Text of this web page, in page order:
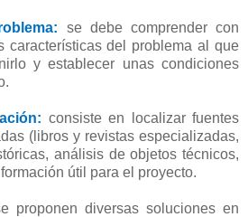
se debe comprender con
características del problema al que
y establecer unas condiciones
consiste en localizar fuentes
(libros y revistas especializadas,
análisis de objetos técnicos,
útil para el proyecto.
proponen diversas soluciones en